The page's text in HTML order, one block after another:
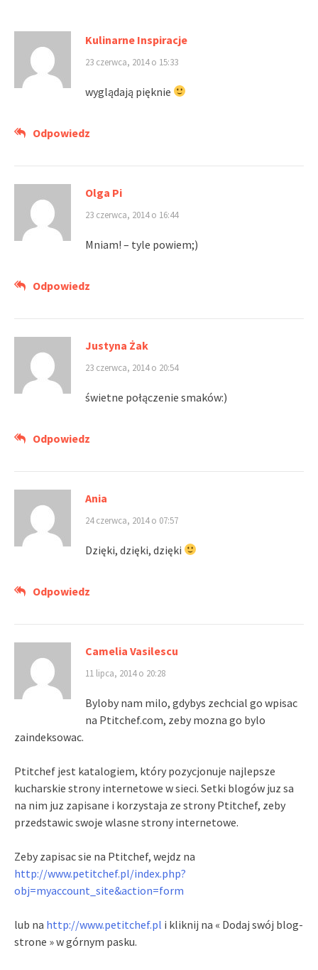
Kulinarne Inspiracje
23 czerwca, 2014 o 15:33
wyglądają pięknie
Odpowiedz
Olga Pi
23 czerwca, 2014 o 16:44
Mniam! – tyle powiem;)
Odpowiedz
Justyna Żak
23 czerwca, 2014 o 20:54
świetne połączenie smaków:)
Odpowiedz
Ania
24 czerwca, 2014 o 07:57
Dzięki, dzięki, dzięki
Odpowiedz
Camelia Vasilescu
11 lipca, 2014 o 20:28
Byloby nam milo, gdybys zechcial go wpisac
na Ptitchef.com, zeby mozna go bylo
zaindeksowac.
Ptitchef jest katalogiem, który pozycjonuje najlepsze
kucharskie strony internetowe w sieci. Setki blogów juz sa
na nim juz zapisane i korzystaja ze strony Ptitchef, zeby
przedstawic swoje wlasne strony internetowe.
Zeby zapisac sie na Ptitchef, wejdz na
http://www.petitchef.pl/index.php?
obj=myaccount_site&action=form
lub na http://www.petitchef.pl i kliknij na « Dodaj swój blog-
strone » w górnym pasku.